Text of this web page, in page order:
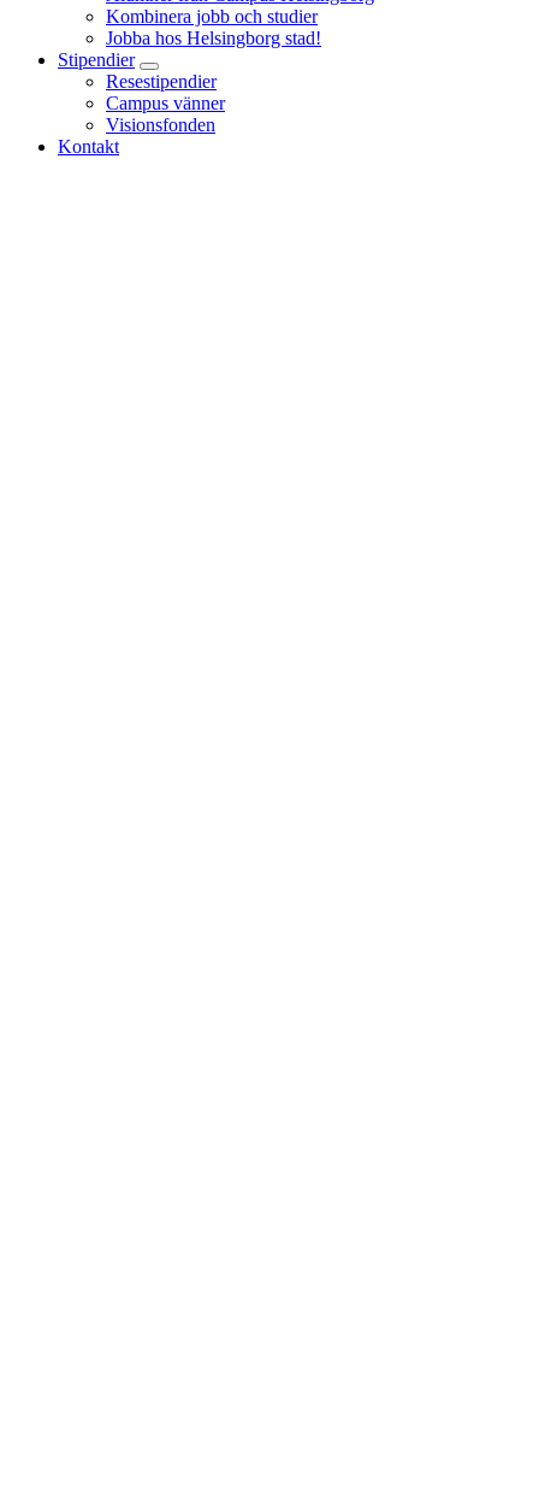
Kombinera jobb och studier
Jobba hos Helsingborg stad!
Stipendier
Resestipendier
Campus vänner
Visionsfonden
Kontakt